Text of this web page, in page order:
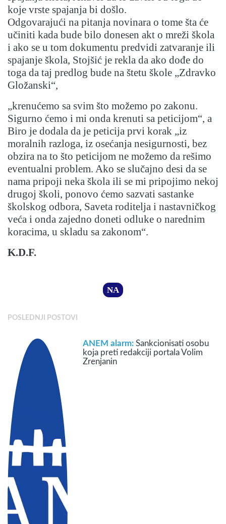
koje vrste spajanja bi došlo.
Odgovarajući na pitanja novinara o tome šta će
učiniti kada bude bilo donesen akt o mreži škola
i ako se u tom dokumentu predvidi zatvaranje ili
spajanje škola, Stojšić je rekla da ako dođe do
toga da taj predlog bude na štetu škole „Zdravko
Gložanski“,
„krenućemo sa svim što možemo po zakonu.
Sigurno ćemo i mi onda krenuti sa peticijom“, a
Biro je dodala da je peticija prvi korak „iz
moralnih razloga, iz osećanja nesigurnosti, bez
obzira na to što peticijom ne možemo da rešimo
eventualni problem. Ako se slučajno desi da se
nama pripoji neka škola ili se mi pripojimo nekoj
drugoj školi, ponovo ćemo sazvati sastanke
školskog odbora, Saveta roditelja i nastavničkog
veća i onda zajedno doneti odluke o narednim
koracima, u skladu sa zakonom“.
K.D.F.
NA
POSLEDNJI POSTOVI
ANEM alarm:Sankcionisati osobu
koja preti redakciji portala Volim
Zrenjanin